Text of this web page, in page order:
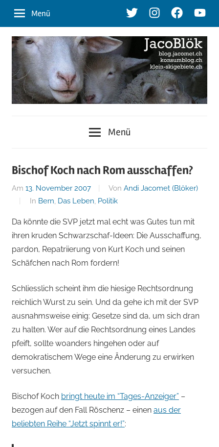
Inhalt
TwitterInstagramFacebook
Menü
der
Blog
von
Andi
Jacomet
klein-
skigebiete.ch
Menü
Bischof Koch nach Rom ausschaffen?
Am 13. November 2007 Von Andi Jacomet (Blöker)
In Bern, Das Leben, Politik
Da könnte die SVP jetzt mal echt was Gutes tun mit
ihren kruden Schwarzschaf-Ideen: Die Ausschaffung,
pardon, Repatriierung von Kurt Koch und seinen
Schäfchen nach Rom fordern!
Schliesslich scheint ihm die hiesige Rechtsordnung
reichlich Wurst zu sein. Und da gehe ich mit der SVP
ausnahmsweise einig: Gesetze sind da, um sich dran
zu halten. Wer auf die Rechtsordnung eines Landes
pfeift, sollte woanders hingehen oder auf
demokratischem Wege eine Änderung zu erwirken
versuchen.
Bischof Koch bringt heute im “Tages-Anzeiger” –
bezogen auf den Fall Röschenz – einen aus der
beliebten Reihe “Jetzt spinnt er!”: